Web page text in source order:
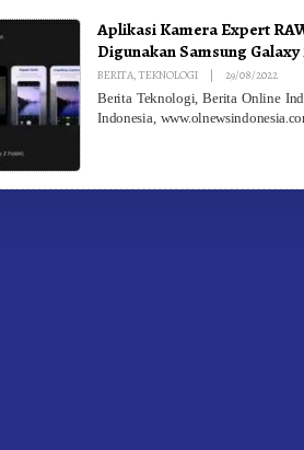
Aplikasi Kamera Expert
Digunakan Samsung Galaxy
BERITA,TEKNOLOGI | 29/08/2022By
Berita Teknologi, Berita Online
Indonesia,